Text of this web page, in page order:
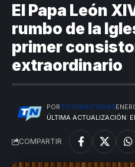
El Papa León
rumbo de la
primer
extraordinario
ÚLTIMA ACTUALIZACIÓN:
PORTOTUSNOTICIAS
COMPARTIR